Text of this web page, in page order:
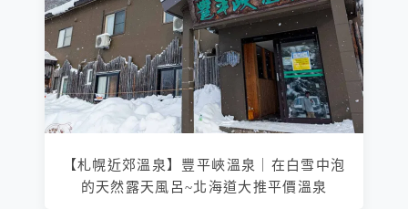
【札幌近郊溫泉】豐平峽溫泉｜在白雪中泡
的天然露天風呂~北海道大推平價溫泉